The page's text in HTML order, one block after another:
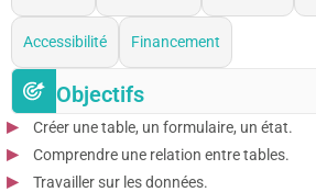
Accessibilité Financement
Objectifs
Créer une table, un formulaire, un état.
Comprendre une relation entre tables.
Travailler sur les données.